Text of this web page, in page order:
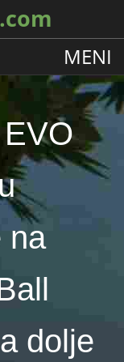
MENI
na
dolje